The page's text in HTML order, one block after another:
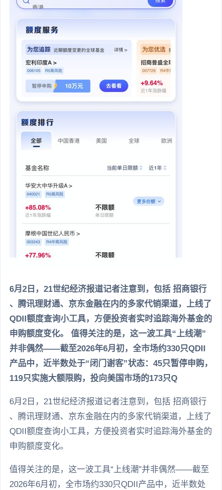
6月2日，21世纪经济报道记者注意到，包括 招商银行
、腾讯理财通、京东金融在内的多家代销渠道，上线了
QDII额度查询小工具，方便投资者实时追踪海外基金的
申购额度变化。 值得关注的是，这一波工具“上线潮”
并非偶然——截至2026年6月初，全市场约330只QDII
产品中，近半数处于“闭门谢客”状态：45只暂停申购，
119只实施大额限购，投向美国市场的173只Q
6月2日，21世纪经济报道记者注意到，包括 招商银行
、腾讯理财通、京东金融在内的多家代销渠道，上线了
QDII额度查询小工具，方便投资者实时追踪海外基金的
申购额度变化。
值得关注的是，这一波工具“上线潮”并非偶然——截至
2026年6月初，全市场约330只QDII产品中，近半数处